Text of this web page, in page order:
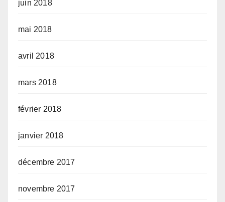
juin 2018
mai 2018
avril 2018
mars 2018
février 2018
janvier 2018
décembre 2017
novembre 2017